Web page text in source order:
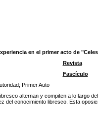
en el primer acto de
Revista
Fascículo
; Primer Auto
alternan y compiten a lo largo
del conocimiento libresco. Esta